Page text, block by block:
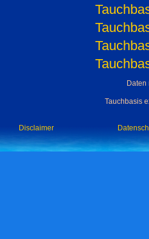
Tauchbasis
Disclaimer